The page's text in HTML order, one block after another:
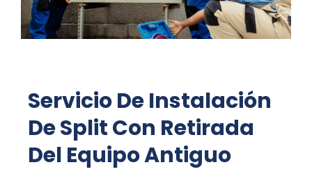
Servicio De Instalación
De Split Con Retirada
Del Equipo Antiguo